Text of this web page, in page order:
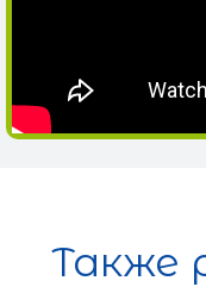
Также